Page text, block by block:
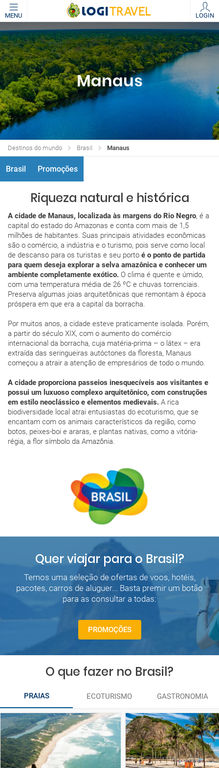
MENU LOGIN
Manaus
Manaus
Brasil
Destinos do mundo
Brasil Promoções
Riqueza natural e histórica
A cidade de Manaus, localizada às margens do Rio Negro, é a
capital do estado do Amazonas e conta com mais de 1,5
milhões de habitantes. Suas principais atividades econômicas
são o comércio, a indústria e o turismo, pois serve como local
de descanso para os turistas e seu porto é o ponto de partida
para quem deseja explorar a selva amazônica e conhecer um
ambiente completamente exótico. O clima é quente e úmido,
com uma temperatura média de 26 ºC e chuvas torrenciais.
Preserva algumas joias arquitetônicas que remontam à época
próspera em que era a capital da borracha.
Por muitos anos, a cidade esteve praticamente isolada. Porém,
a partir do século XIX, com o aumento do comércio
internacional da borracha, cuja matéria-prima – o látex – era
extraída das seringueiras autóctones da floresta, Manaus
começou a atrair a atenção de empresários de todo o mundo.
A cidade proporciona passeios inesquecíveis aos visitantes e
possui um luxuoso complexo arquitetônico, com construções
em estilo neoclássico e elementos medievais. A rica
biodiversidade local atrai entusiastas do ecoturismo, que se
encantam com os animais característicos da região, como
botos, peixes-boi e araras, e plantas nativas, como a vitória-
régia, a flor símbolo da Amazônia.
Quer viajar para o Brasil?
Temos uma seleção de ofertas de voos, hotéis,
pacotes, carros de aluguer... Basta premir um botão
para as consultar a todas:
PROMOÇÕES
O que fazer no Brasil?
PRAIAS ECOTURISMO GASTRONOMIA